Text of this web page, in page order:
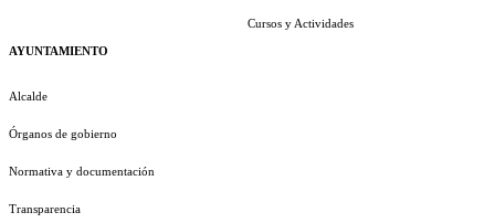
AYUNTAMIENTO
Alcalde
Órganos de gobierno
Normativa y documentación
Transparencia
Cursos y Actividades